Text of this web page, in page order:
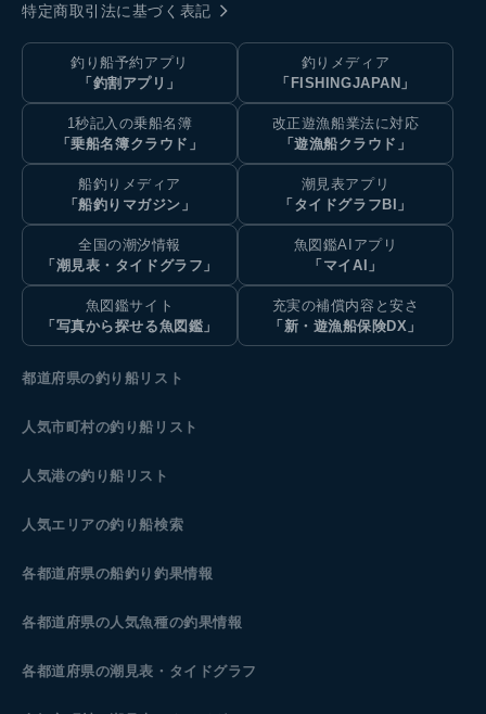
特定商取引法に基づく表記
釣り船予約アプリ
「釣割アプリ」
釣りメディア
「FISHINGJAPAN」
1秒記入の乗船名簿
「乗船名簿クラウド」
改正遊漁船業法に対応
「遊漁船クラウド」
船釣りメディア
「船釣りマガジン」
潮見表アプリ
「タイドグラフBI」
全国の潮汐情報
「潮見表・タイドグラフ」
魚図鑑AIアプリ
「マイAI」
魚図鑑サイト
「写真から探せる魚図鑑」
充実の補償内容と安さ
「新・遊漁船保険DX」
都道府県の釣り船リスト
人気市町村の釣り船リスト
人気港の釣り船リスト
人気エリアの釣り船検索
各都道府県の船釣り釣果情報
各都道府県の人気魚種の釣果情報
各都道府県の潮見表 ・タイドグラフ